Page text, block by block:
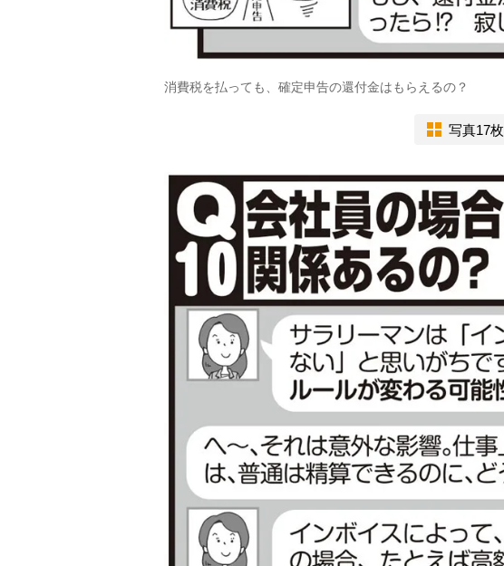
消費税を払っても、確定申告の還付金はもらえるの？
写真17枚